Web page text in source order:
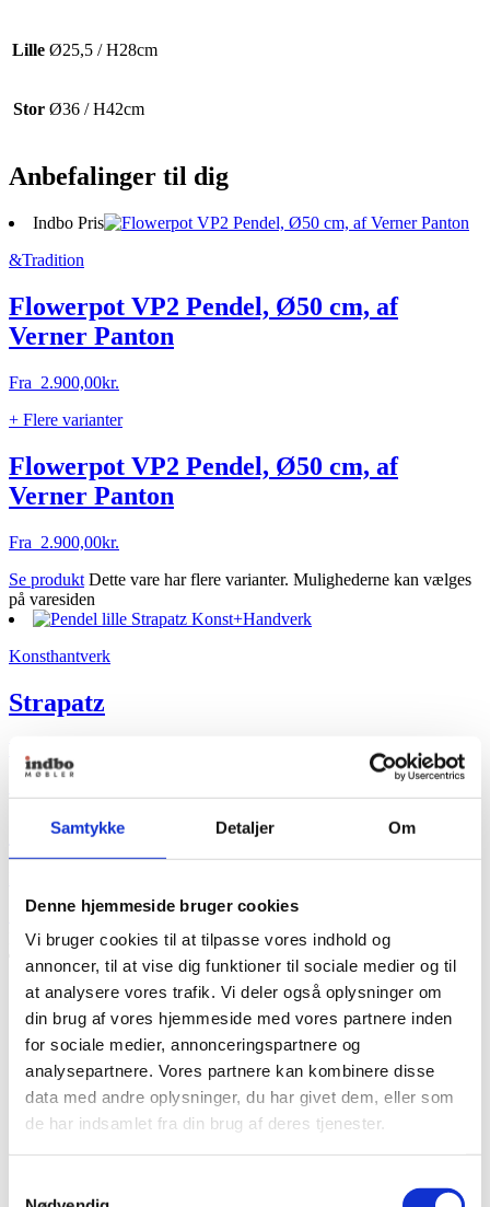
Samtykke Detaljer Om
Denne hjemmeside bruger cookies
Vi bruger cookies til at tilpasse vores indhold og
annoncer, til at vise dig funktioner til sociale medier og til
at analysere vores trafik. Vi deler også oplysninger om
din brug af vores hjemmeside med vores partnere inden
for sociale medier, annonceringspartnere og
analysepartnere. Vores partnere kan kombinere disse
data med andre oplysninger, du har givet dem, eller som
de har indsamlet fra din brug af deres tjenester.
Lille Ø25,5 / H28cm
Stor Ø36 / H42cm
Anbefalinger til dig
Indbo Pris
&Tradition
Flowerpot VP2 Pendel, Ø50 cm, af
Verner Panton
Fra 2.900,00kr.
+ Flere varianter
Flowerpot VP2 Pendel, Ø50 cm, af
Verner Panton
Fra 2.900,00kr.
Se produkt Dette vare har flere varianter. Mulighederne kan vælges
på varesiden
Konsthantverk
Strapatz
Strapatz
Se produkt Dette vare har flere varianter. Mulighederne kan vælges
på varesiden
Indbo Pris